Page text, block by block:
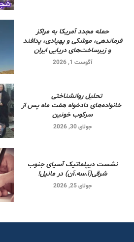
حمله مجدد آمریکا به مراکز
فرماندهی، موشکی و پهپادی، پدافند
و زیرساخت‌های دریایی ایران
آگوست 1, 2026
تحلیل روانشناختی
خانواده‌های دادخواه هفت ماه پس از
سرکوب خونین
جولای 30, 2026
نشست دیپلماتیک آسیای جنوب
شرقی‌(آ.سه.آن) در مانیل!
جولای 25, 2026